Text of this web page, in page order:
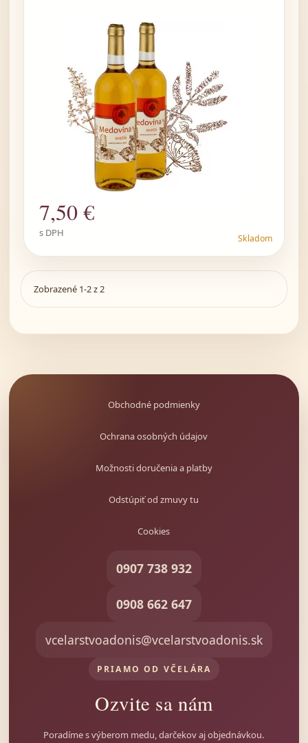
7,50 €
s DPH Skladom
Zobrazené 1-2 z 2
PRIAMO OD VČELÁRA
Ozvite sa nám
Poradíme s výberom medu, darčekov aj objednávkou.
0907 738 932
0908 662 647
vcelarstvoadonis@vcelarstvoadonis.sk
Obchodné podmienky
Ochrana osobných údajov
Možnosti doručenia a platby
Odstúpiť od zmuvy tu
Cookies
Sprievodkyňa svetom medu